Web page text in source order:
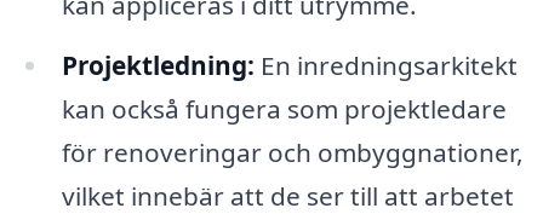
Projektledning: En inredningsarkitekt
kan också fungera som projektledare
för renoveringar och ombyggnationer,
vilket innebär att de ser till att arbetet